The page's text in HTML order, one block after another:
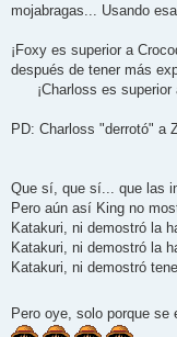
mojabragas... Usando esa
¡Foxy es superior a
después de tener más
¡Charloss es
PD: Charloss "derrotó" a
Que sí, que sí... que las
Pero aún así King no
Katakuri, ni demostró la
Katakuri, ni demostró la
Katakuri, ni demostró
Pero oye, solo porque